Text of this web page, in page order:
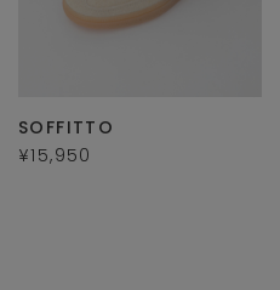
SOFFITTO
¥15,950